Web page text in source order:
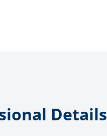
Details